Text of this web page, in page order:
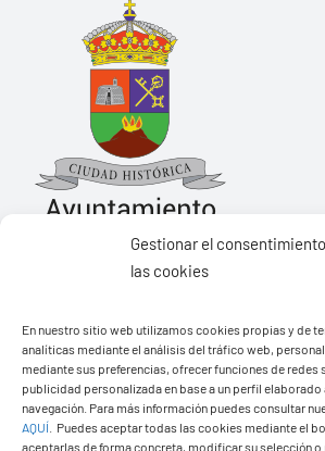
Gestionar el
las cookies
En nuestro sitio web utilizamos cookies propias y de
analíticas mediante el análisis del tráfico web,
mediante sus preferencias, ofrecer funciones de
publicidad personalizada en base a un perfil
navegación. Para más información puedes consultar
AQUÍ
Puedes aceptar todas las cookies mediante el
aceptarlas de forma concreta, modificar su selección o
Pza. de Los Remedios, 1
35570 – Yaiza
Tel:928 83 62 20